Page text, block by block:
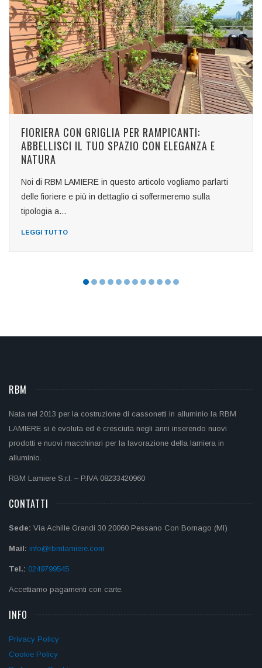
FIORIERA CON GRIGLIA PER RAMPICANTI:
ABBELLISCI IL TUO SPAZIO CON ELEGANZA E
NATURA
Noi di RBM LAMIERE in questo articolo vogliamo parlarti
delle fioriere e più in dettaglio ci soffermeremo sulla
tipologia a...
LEGGI TUTTO
RBM
Nata nel 2013 per la costruzione di cassonetti in alluminio la RBM
LAMIERE si è evoluta ed è cresciuta negli anni inserendo nuovi
prodotti e nuovi macchinari per la lavorazione della lamiera in
alluminio.
RBM Lamiere S.r.l. – P.IVA 08233420960
CONTATTI
Sede: Via Achille Grandi 30 20060 Pessano Con Bornago (MI)
Mail: info@rbmlamiere.com
Tel.: 0249799545
Accettiamo pagamenti con carte.
INFO
Privacy Policy
Cookie Policy